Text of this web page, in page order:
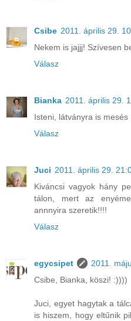
Csibe 2011. április 29.
Nekem is jajjj! Szívesen
Válasz
Bianka 2011. április 29.
Isteni, látványra is mesés
Válasz
Juci 2011. április 29.
Kiváncsi vagyok hány
tálon, mert az
annnyira szeretik!!!!
Válasz
egycsipet
2011.
Csibe, Bianka, köszi! :))))
Juci, egyet hagytak a
is hiszem, hogy eltűnik